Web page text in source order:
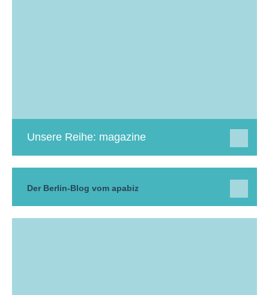
Unsere Reihe: magazine
Der Berlin-Blog vom apabiz